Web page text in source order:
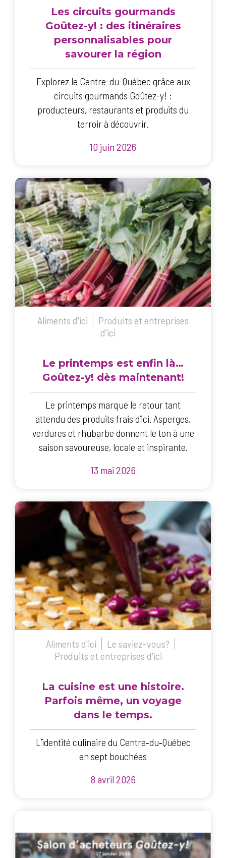
Les circuits gourmands
Goûtez-y! : des itinéraires
personnalisables pour
savourer la région
Explorez le Centre-du-Québec grâce aux
circuits gourmands Goûtez-y! :
producteurs, restaurants et produits du
terroir à découvrir.
10 juin 2026
Aliments d'ici
Produits et entreprises
d'ici
Le printemps est enfin là…
Goûtez-y! dès maintenant!
Le printemps marque le retour tant
attendu des produits frais d’ici. Asperges,
verdures et rhubarbe donnent le ton à une
saison savoureuse, locale et inspirante.
13 mai 2026
Aliments d'ici
Le saviez-vous?
Produits et entreprises d'ici
La cuisine est une histoire.
Parfois même, un voyage
dans le temps.
L’identité culinaire du Centre‑du‑Québec
en sept bouchées
8 avril 2026